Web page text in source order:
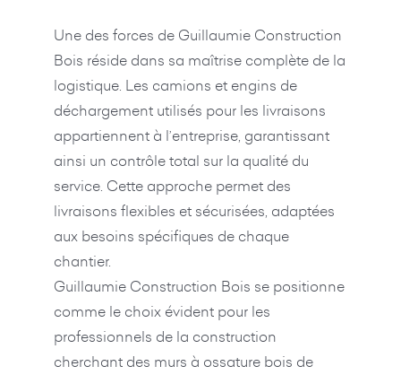
Une des forces de Guillaumie Construction
Bois réside dans sa maîtrise complète de la
logistique. Les camions et engins de
déchargement utilisés pour les livraisons
appartiennent à l’entreprise, garantissant
ainsi un contrôle total sur la qualité du
service. Cette approche permet des
livraisons flexibles et sécurisées, adaptées
aux besoins spécifiques de chaque
chantier.
Guillaumie Construction Bois se positionne
comme le choix évident pour les
professionnels de la construction
cherchant des murs à ossature bois de